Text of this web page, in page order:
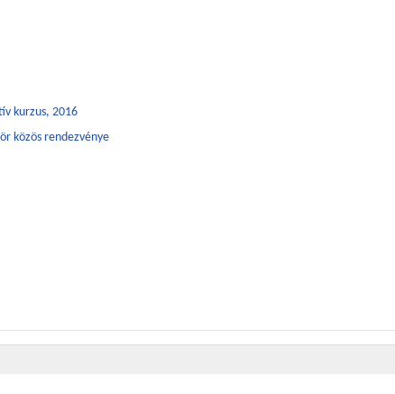
kurzus, 2016
közös rendezvénye